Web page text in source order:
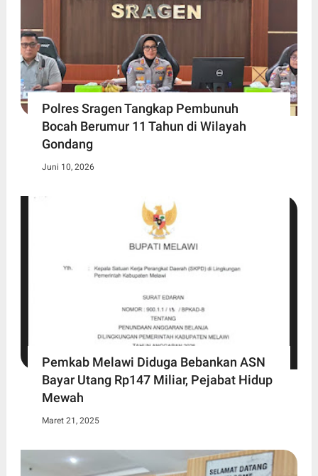
Polres Sragen Tangkap Pembunuh
Bocah Berumur 11 Tahun di Wilayah
Gondang
Juni 10, 2026
Pemkab Melawi Diduga Bebankan ASN
Bayar Utang Rp147 Miliar, Pejabat Hidup
Mewah
Maret 21, 2025